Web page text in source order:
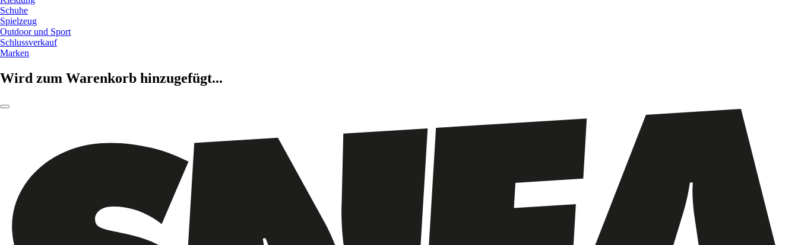
Schuhe
Spielzeug
Outdoor und Sport
Schlussverkauf
Marken
Wird zum Warenkorb hinzugefügt...